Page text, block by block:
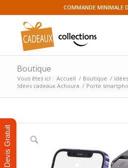
COMMANDE MINIMALE
Boutique
Vous êtes ici : Accueil / Boutique /
Idées cadeaux Achoura / Porte
Devis Gratuit